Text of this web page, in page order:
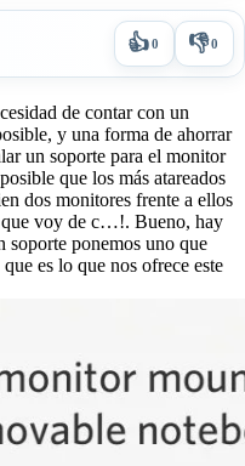
👍0 👎0
de contar con un
y una forma de ahorrar
un soporte para el monitor
que los más atareados
dos monitores frente a ellos
que voy de c…!. Bueno, hay
soporte ponemos uno que
es lo que nos ofrece este